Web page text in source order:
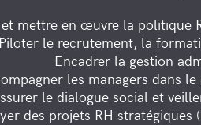
mettre en œuvre la politique
Piloter le recrutement, la
Encadrer la gestion
les managers dans
le dialogue social et
des projets RH